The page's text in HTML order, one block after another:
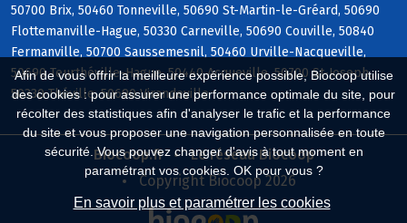
Afin de vous offrir la meilleure expérience possible, Biocoop utilise
des cookies : pour assurer une performance optimale du site, pour
récolter des statistiques afin d'analyser le trafic et la performance
du site et vous proposer une navigation personnalisée en toute
sécurité. Vous pouvez changer d'avis à tout moment en
paramétrant vos cookies. OK pour vous ?
En savoir plus et paramétrer les cookies
50700 Brix, 50460 Tonneville, 50690 St-Martin-le-Gréard, 50690
Flottemanville-Hague, 50330 Carneville, 50690 Couville, 50840
Fermanville, 50700 Saussemesnil, 50460 Urville-Nacqueville,
50690 Teurthéville-Hague, 50440 Acqueville, 50700 St-Joseph,
50330 Théville, 50690 Virandeville
Biocoop.fr
Le réseau Biocoop
Copyright Biocoop 2026